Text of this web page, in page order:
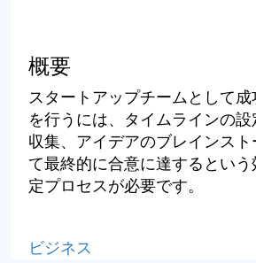
概要
スタートアップチームとして
を行うには、タイムラインの
収集、アイデアのブレインスト
て最終的に合意に達するとい
定プロセスが必要です。
ビジネス